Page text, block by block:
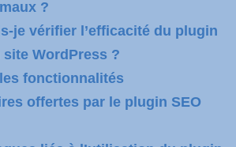
?
je vérifier l’efficacité du plugin
site WordPress ?
fonctionnalités
offertes par le plugin SEO